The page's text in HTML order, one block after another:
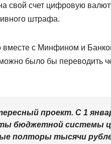
свой счет цифровую
штрафа.
вместе с Минфином и
было бы переводить
проект. С 1
бюджетной системы
полторы тысячи